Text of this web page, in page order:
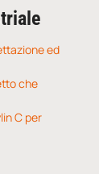
ed
che
C per